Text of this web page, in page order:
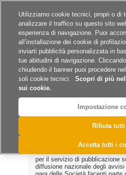
A
Servizi> GCOF 95/2013
GCOF 95/2013
per il servizio di pubblicazione
diffusione nazionale degli
Utilizziamo cookie tecnici, propri o di
analizzare il traffico su questo sito
esperienza di navigazione. Puoi
all’installazione dei cookie di
inviarti pubblicità personalizzata in
tue abitudini di navigazione.
chiudendo il banner puoi procedere
soli cookie tecnici.
Scopri di più
sui cookie.
Impostazione
Rifiuta tutti
Accetta tutti i